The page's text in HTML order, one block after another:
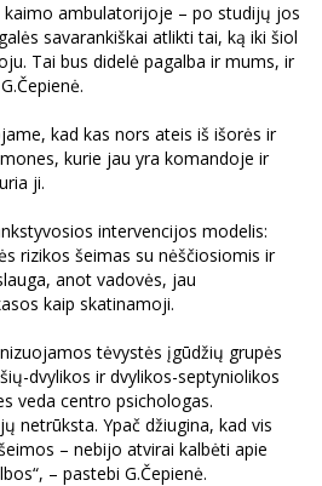
kaimo ambulatorijoje – po studijų jos
savarankiškai atlikti tai, ką iki šiol
Tai bus didelė pagalba ir mums, ir
kad kas nors ateis iš išorės ir
kurie jau yra komandoje ir
ji.
intervencijos modelis:
rizikos šeimas su nėščiosiomis ir
anot vadovės, jau
kaip skatinamoji.
tėvystės įgūdžių grupės
dvylikos ir dvylikos-septyniolikos
veda centro psichologas.
netrūksta. Ypač džiugina, kad vis
– nebijo atvirai kalbėti apie
– pastebi G.Čepienė.